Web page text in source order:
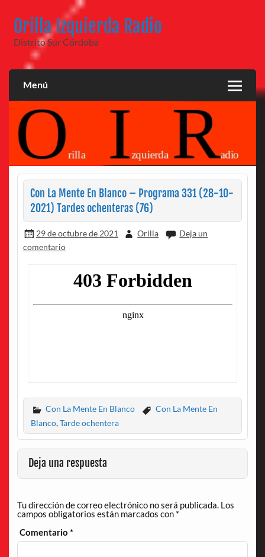
contenido
Orilla Izquierda Radio
Distrito Sur Córdoba
Menú
Con La Mente En Blanco – Programa 331 (28-10-
2021) Tardes ochenteras (76)
29 de octubre de 2021 Orilla
Deja un
comentario
Con La Mente En Blanco
Con La Mente En
Blanco,Tarde ochentera
Deja una respuesta
Tu dirección de correo electrónico no será publicada. Los
campos obligatorios están marcados con *
Comentario*